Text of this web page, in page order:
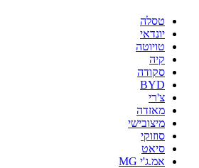
טסלה
יונדאי
טויוטה
קיה
סקודה
BYD
צ'רי
מאזדה
מיצובישי
סוזוקי
סיאט
אמ.ג'י MG